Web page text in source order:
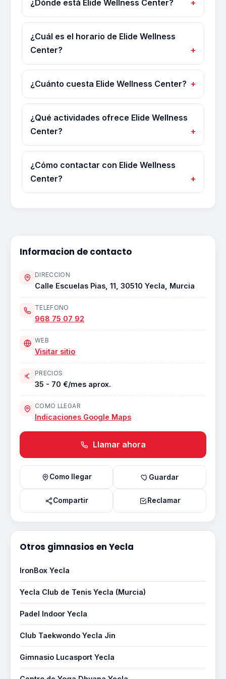
¿Dónde está Elide Wellness Center?
¿Cuál es el horario de Elide Wellness
Center?
¿Cuánto cuesta Elide Wellness Center?
¿Qué actividades ofrece Elide Wellness
Center?
¿Cómo contactar con Elide Wellness
Center?
Informacion de contacto
DIRECCION
Calle Escuelas Pias, 11, 30510 Yecla, Murcia
TELEFONO
968 75 07 92
WEB
Visitar sitio
PRECIOS
35 - 70 €/mes aprox.
COMO LLEGAR
Indicaciones Google Maps
Llamar ahora
Como llegar Guardar
Compartir Reclamar
Otros gimnasios en Yecla
IronBox Yecla
Yecla Club de Tenis Yecla (Murcia)
Padel Indoor Yecla
Club Taekwondo Yecla Jin
Gimnasio Lucasport Yecla